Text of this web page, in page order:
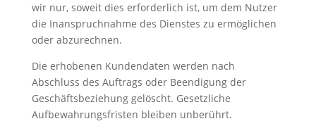
wir nur, soweit dies erforderlich ist, um dem Nutzer
die Inanspruchnahme des Dienstes zu ermöglichen
oder abzurechnen.
Die erhobenen Kundendaten werden nach
Abschluss des Auftrags oder Beendigung der
Geschäftsbeziehung gelöscht. Gesetzliche
Aufbewahrungsfristen bleiben unberührt.